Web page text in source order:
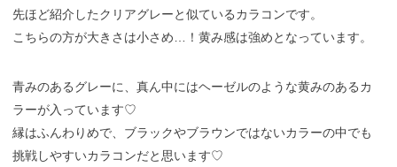
先ほど紹介したクリアグレーと似ているカラコンです。
こちらの方が大きさは小さめ…！黄み感は強めとなっています。
青みのあるグレーに、真ん中にはヘーゼルのような黄みのあるカ
ラーが入っています♡
縁はふんわりめで、ブラックやブラウンではないカラーの中でも
挑戦しやすいカラコンだと思います♡